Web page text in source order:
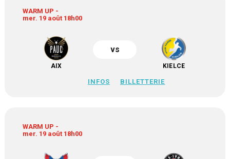
WARM UP -
mer. 19 août 18h00
AIX
vs
KIELCE
INFOS BILLETTERIE
WARM UP -
mer. 19 août 18h00